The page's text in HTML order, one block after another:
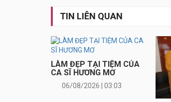
TIN LIÊN QUAN
LÀM ĐẸP TẠI TIỆM CỦA
CA SĨ HƯƠNG MƠ
06/08/2026 | 03:03